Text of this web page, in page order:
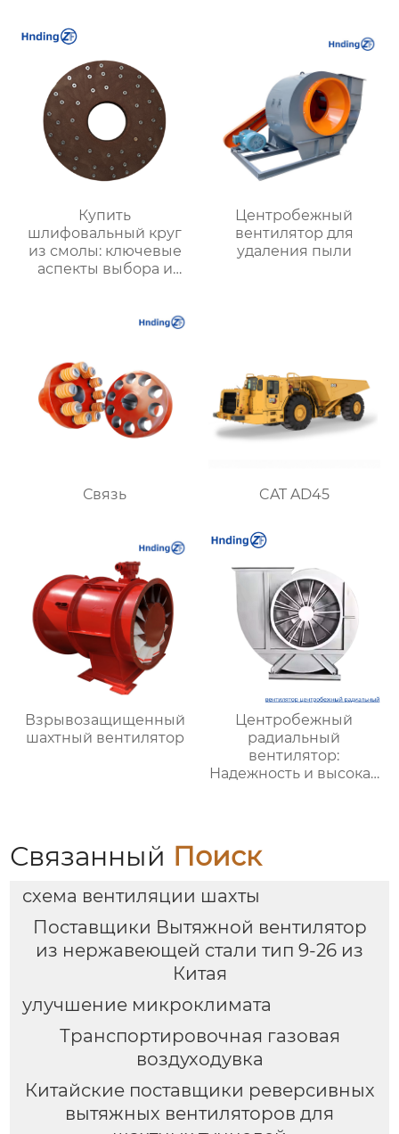
промышленного
оборудования
Купить
шлифовальный круг
из смолы: ключевые
аспекты выбора и
Центробежный
вентилятор для
удаления пыли
Связь CAT AD45
Взрывозащищенный
шахтный вентилятор
Центробежный
радиальный
вентилятор:
Надежность и высокая
Связанный Поиск
схема вентиляции шахты
Поставщики Вытяжной вентилятор
из нержавеющей стали тип 9-26 из
Китая
улучшение микроклимата
Транспортировочная газовая
воздуходувка
Китайские поставщики реверсивных
вытяжных вентиляторов для